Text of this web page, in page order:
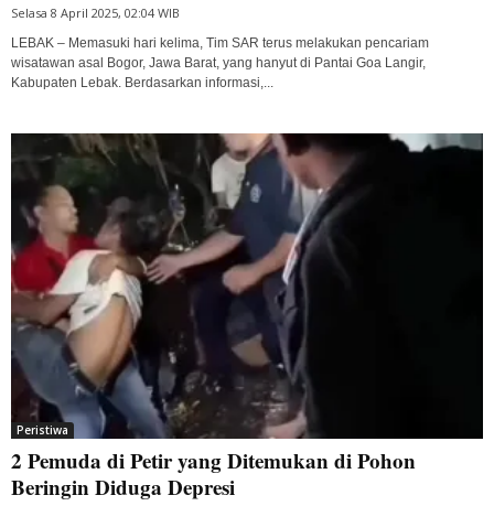
Selasa 8 April 2025, 02:04 WIB
LEBAK – Memasuki hari kelima, Tim SAR terus melakukan pencariam
wisatawan asal Bogor, Jawa Barat, yang hanyut di Pantai Goa Langir,
Kabupaten Lebak. Berdasarkan informasi,...
Peristiwa
2 Pemuda di Petir yang Ditemukan di Pohon
Beringin Diduga Depresi